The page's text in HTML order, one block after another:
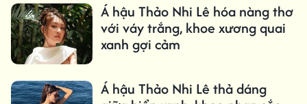
Á hậu Thảo Nhi Lê hóa nàng thơ
với váy trắng, khoe xương quai
xanh gợi cảm
Á hậu Thảo Nhi Lê thả dáng